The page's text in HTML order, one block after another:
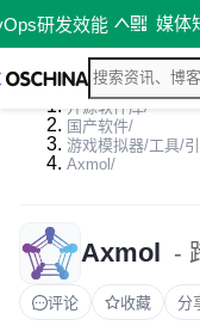
研发效能 媒体
开源软件库/
国产软件/
游戏模拟器/工具/
Axmol /
Axmol -
评论 收藏 分